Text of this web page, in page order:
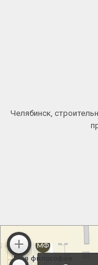
Челябинск,